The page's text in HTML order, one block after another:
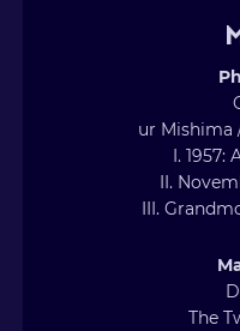
ur Mishima
I. 1957:
II.
III.
The